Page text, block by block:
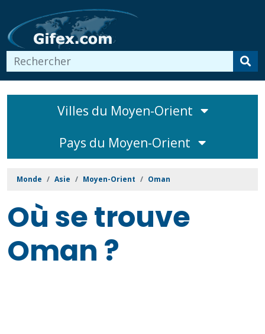
Villes du Moyen-Orient
Pays du Moyen-Orient
Monde Asie Moyen-Orient Oman
Où se trouve
Oman ?